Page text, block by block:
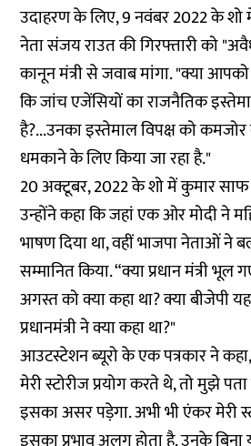
उदाहरण के लिए, 9 नवंबर 2022 के शो
नेता संजय राउत की गिरफ्तारी को
कानून मंत्री से जवाब मांगा. "क्या
कि जांच एजेंसियों का राजनैतिक
है?...उनका इस्तेमाल विपक्ष को
धमकाने के लिए किया जा रहा है."
20 अक्टूबर, 2022 के शो में कुमार साफ
उन्होंने कहा कि जहां एक ओर मोदी ने
भाषण दिया था, वहीं भाजपा नेताओं ने
सम्मानित किया. “क्या प्रधान मंत्री भूल
अगस्त को क्या कहा था? क्या बीजेपी
प्रधानमंत्री ने क्या कहा था?"
आउटस्टेशन ब्यूरो के एक पत्रकार ने
मेरी स्टोरीज प्रयोग करते थे, तो मुझे
इसका असर पड़ेगा. अभी भी एंकर मेरी